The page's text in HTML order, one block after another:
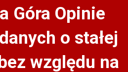
Góra Opinie
o stałej
względu na